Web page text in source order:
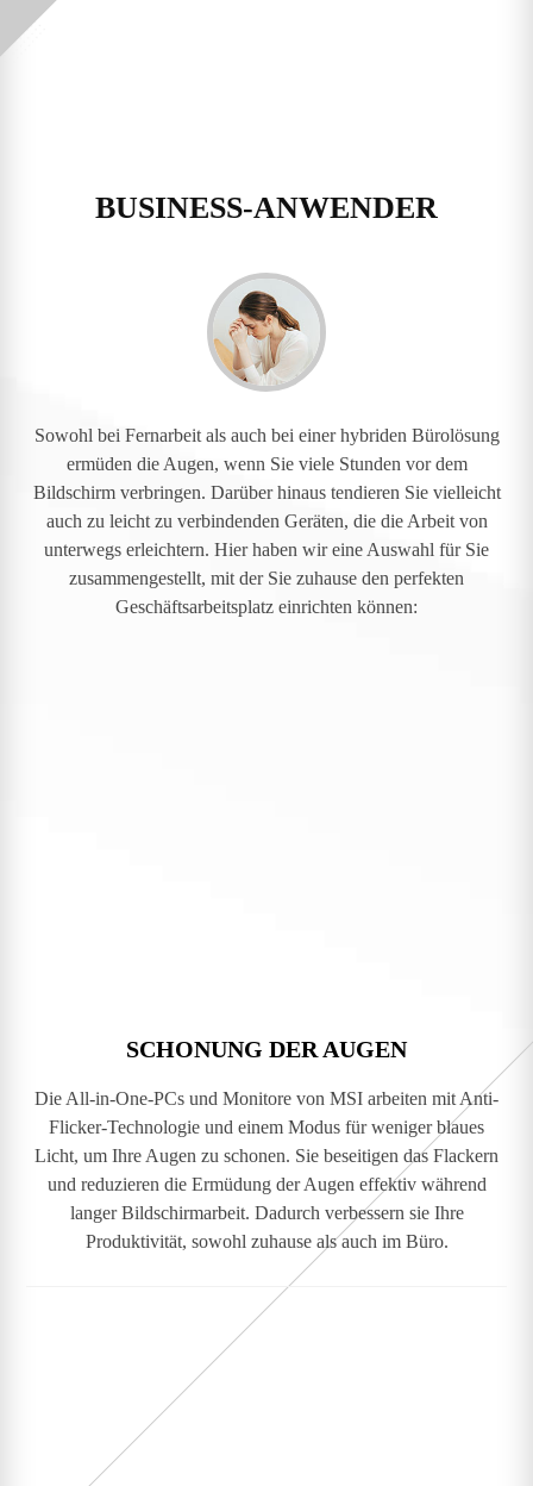
BUSINESS-ANWENDER
Sowohl bei Fernarbeit als auch bei einer hybriden Bürolösung
ermüden die Augen, wenn Sie viele Stunden vor dem
Bildschirm verbringen. Darüber hinaus tendieren Sie vielleicht
auch zu leicht zu verbindenden Geräten, die die Arbeit von
unterwegs erleichtern. Hier haben wir eine Auswahl für Sie
zusammengestellt, mit der Sie zuhause den perfekten
Geschäftsarbeitsplatz einrichten können:
SCHONUNG DER AUGEN
Die All-in-One-PCs und Monitore von MSI arbeiten mit Anti-
Flicker-Technologie und einem Modus für weniger blaues
Licht, um Ihre Augen zu schonen. Sie beseitigen das Flackern
und reduzieren die Ermüdung der Augen effektiv während
langer Bildschirmarbeit. Dadurch verbessern sie Ihre
Produktivität, sowohl zuhause als auch im Büro.